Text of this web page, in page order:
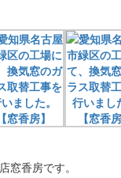
窓香房です。